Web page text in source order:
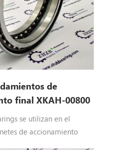
de
final XKAH-00800
se utilizan en el
de accionamiento